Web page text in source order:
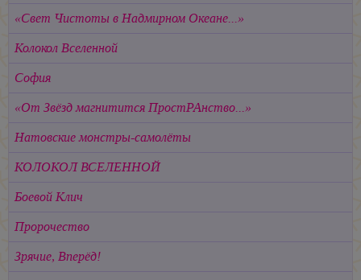
«Свет Чистоты в Надмирном Океане...»
Колокол Вселенной
София
«От Звёзд магнитится ПростРАнство...»
Натовские монстры-самолёты
КОЛОКОЛ ВСЕЛЕННОЙ
Боевой Клич
Пророчество
Зрячие, Вперёд!